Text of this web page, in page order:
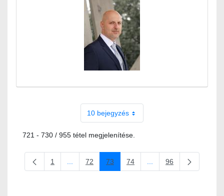
10 bejegyzés
721 - 730 / 955 tétel megjelenítése.
Oldal
1 Köztes oldalak Navigáljon a TAB billentyűvel.
Oldal
72 Oldal
73 Oldal
74 Köztes oldalak
Oldal
96